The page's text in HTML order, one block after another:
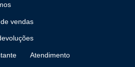
vendas
Atendimento